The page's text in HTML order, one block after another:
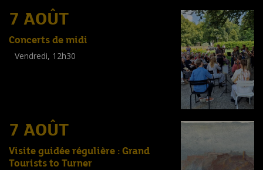
7 AOÛT
Concerts de midi
Vendredi, 12h30
7 AOÛT
Visite guidée régulière : Grand
Tourists to Turner